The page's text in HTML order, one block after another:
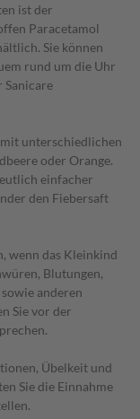
ist der
Paracetamol
Sie können
rund um die Uhr
Sanicare
unterschiedlichen
oder Orange.
einfacher
den Fiebersaft
wenn das Kleinkind
Blutungen,
anderen
Sie vor der
Übelkeit und
Sie die Einnahme